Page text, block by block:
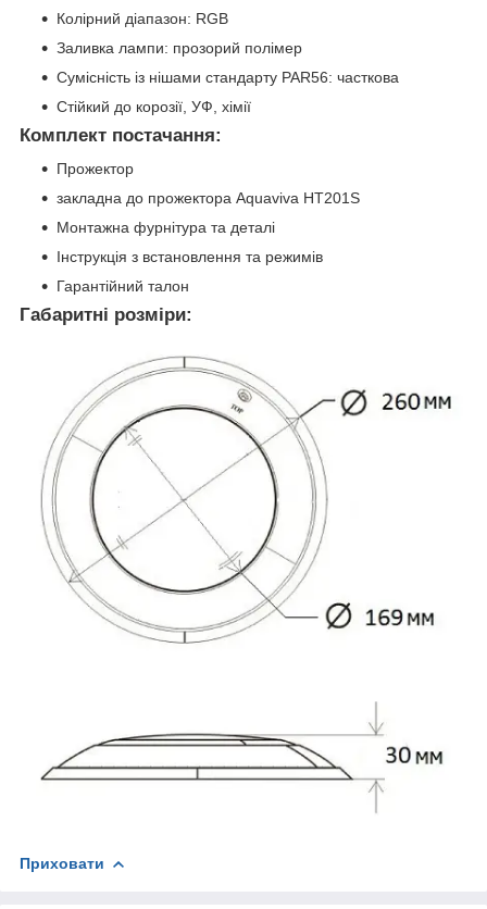
Колірний діапазон: RGB
Заливка лампи: прозорий полімер
Сумісність із нішами стандарту PAR56: часткова
Стійкий до корозії, УФ, хімії
Комплект постачання:
Прожектор
закладна до прожектора Aquaviva HT201S
Монтажна фурнітура та деталі
Інструкція з встановлення та режимів
Гарантійний талон
Габаритні розміри:
Приховати